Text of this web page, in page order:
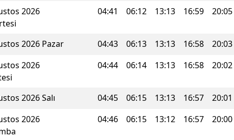
Erzurum
Gaziantep
Giresun
2026
04:41 06:12 13:13 16:59 20:05
2026 Pazar 04:43 06:13 13:13 16:58 20:03
2026
04:44 06:14 13:13 16:58 20:02
2026 Salı 04:45 06:15 13:13 16:57 20:01
2026
04:46 06:15 13:12 16:57 20:00